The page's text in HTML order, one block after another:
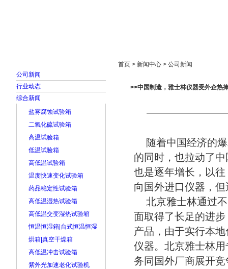
公司新闻
行业动态
综合新闻
盐雾腐蚀试验箱
二氧化硫试验箱
高温试验箱
低温试验箱
高低温试验箱
温度快速变化试验箱
药品稳定性试验箱
高低温湿热试验箱
高低温交变湿热试验箱
恒温恒湿箱|台式恒温恒湿
烘箱|真空干燥箱
高低温冲击试验箱
紫外光加速老化试验机
首页 > 新闻中心 > 公司新闻
>>中国制造，雅士林仪器受外企热
随着中国经济的爆
的同时，也拉动了
也是逐年增长，以
向国外进口仪器，
北京雅士林通过不
面取得了长足的进
产品，由于实行本
仪器。北京雅士林
务同国外厂商展开